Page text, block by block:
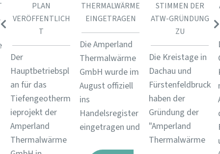
PLAN
VERÖFFENTLICH
T
Der
Hauptbetriebspl
an für das
Tiefengeotherm
ieprojekt der
Amperland
Thermalwärme
THERMALWÄRME
EINGETRAGEN
Die Amperland
Thermalwärme
GmbH wurde im
August offiziell
ins
Handelsregister
eingetragen und
STIMMEN DER
ATW-GRÜNDUNG
ZU
Die Kreistage in
Dachau und
Fürstenfeldbruck
haben der
Gründung der
"Amperland
Thermalwärme